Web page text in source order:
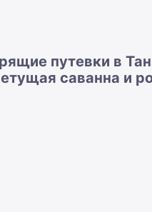
путевки в
саванна и